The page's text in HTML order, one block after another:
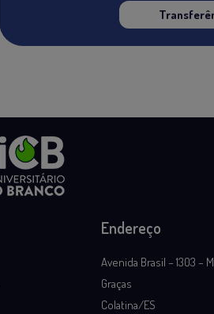
Endereço
Avenida Brasil – 1303 –
Graças
Colatina/ES